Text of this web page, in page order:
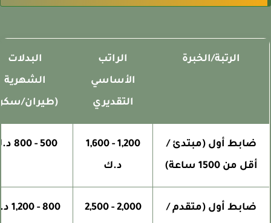
الرتبة/الخبرة
الراتب
الأساسي
التقديري
البدلات
الشهرية
(طيران/سكن)
ضابط أول (مبتدئ /
أقل من 1500 ساعة)
1,200 - 1,600
د.ك
500 - 800 د.ك
ضابط أول (متقدم /
2,000 - 2,500
800 - 1,200 د.ك